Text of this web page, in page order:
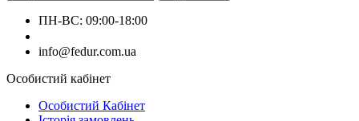
ПН-ВС: 09:00-18:00
info@fedur.com.ua
Особистий кабінет
Особистий Кабінет